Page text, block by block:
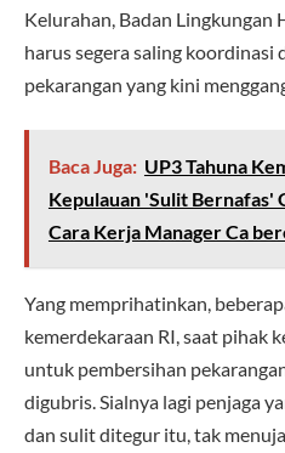
Kelurahan, Badan Lingkungan
harus segera saling koordinasi
pekarangan yang kini
Baca Juga: UP3 Tahuna
Kepulauan 'Sulit Bernafas'
Cara Kerja Manager Ca
Yang memprihatinkan,
kemerdekaraan RI, saat pihak
untuk pembersihan
digubris. Sialnya lagi penjaga
dan sulit ditegur itu, tak